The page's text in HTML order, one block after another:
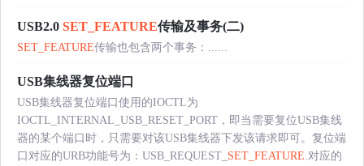
USB2.0 SET_FEATURE传输及事务(二)
SET_FEATURE传输也包含两个事务：......
USB集线器复位端口
USB集线器复位端口使用的IOCTL为
IOCTL_INTERNAL_USB_RESET_PORT，即当需要复位USB集线
器的某个端口时，只需要对该USB集线器下发该请求即可。复位端
口对应的URB功能号为：USB_REQUEST_ SET_FEATURE.对应的